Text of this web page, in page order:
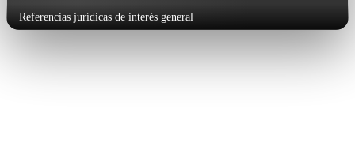
Referencias jurídicas de interés general